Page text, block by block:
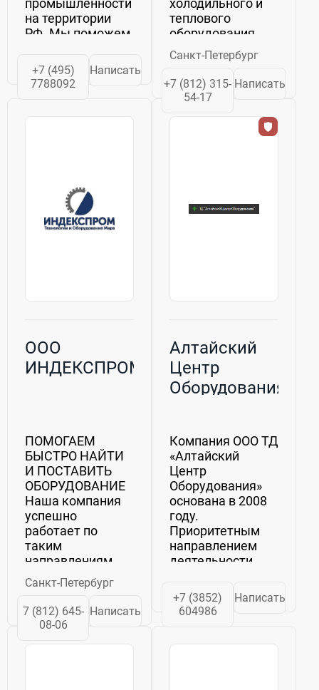
промышленности
на территории
РФ. Мы поможем
предприятие
лучшим пищевым
производителей
Швеции,
Австрии....
+7 (495)
7788092
Написать
холодильного и
теплового
оборудования
для предприятий
общественного
питания и
торговли. Наша
производит
Санкт-Петербург
+7 (812) 315-
54-17
Написать
ООО
ИНДЕКСПРОМ
ПОМОГАЕМ
БЫСТРО НАЙТИ
И ПОСТАВИТЬ
ОБОРУДОВАНИЕ
Наша компания
успешно
работает по
таким
направлениям,
как: •
комплексная
поставка
импортного
техники,
Санкт-Петербург
7 (812) 645-
08-06
Написать
Алтайский
Центр
Оборудования,
Компания ООО ТД
«Алтайский
Центр
Оборудования»
основана в 2008
году.
Приоритетным
направлением
деятельности
является
комплексное
производства
+7 (3852)
604986
Написать